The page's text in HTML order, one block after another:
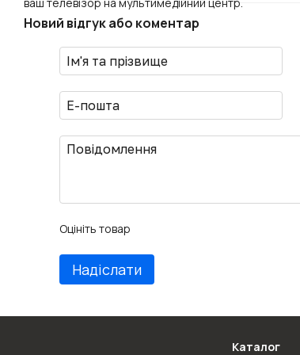
Новий відгук або коментар
Оцініть товар
Надіслати
Каталог